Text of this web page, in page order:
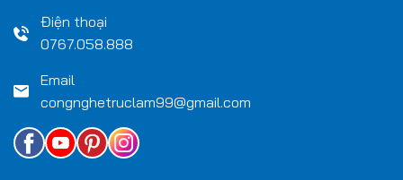
Điện thoại
0767.058.888
Email
congnghetruclam99@gmail.com